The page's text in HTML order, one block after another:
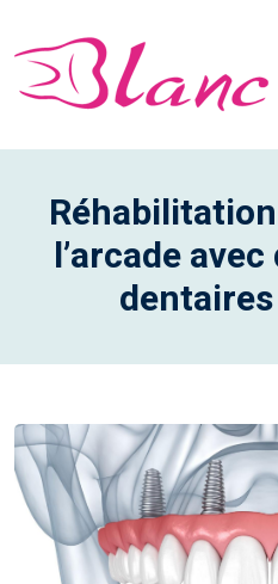
l’arcade